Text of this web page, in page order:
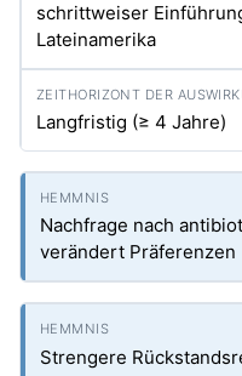
schrittweiser
Lateinamerika
Langfristig (≥ 4 Jahre)
Nachfrage nach
verändert Präferenzen
Strengere